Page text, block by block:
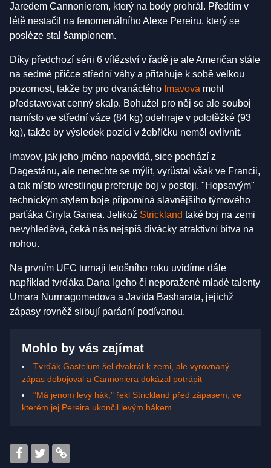
Jaredem Cannonierem, který na body prohrál. Předtím v
létě nestačil na fenomenálního Alexe Pereiru, který se
posléze stal šampionem.
Díky předchozí sérii 6 vítězství v řadě je ale Američan stále
na sedmé příčce střední váhy a přitahuje k sobě velkou
pozornost, takže by pro dvanáctého Imavova mohl
představovat cenný skalp. Bohužel pro něj se ale souboj
namísto ve střední váze (84 kg) odehraje v polotěžké (93
kg), takže by výsledek pozici v žebříčku neměl ovlivnit.
Imavov, jak jeho jméno napovídá, sice pochází z
Dagestánu, ale nenechte se mýlit, vyrůstal však ve Francii,
a tak místo wrestlingu preferuje boj v postoji. "Hopsavým"
technickým stylem boje připomíná slavnějšího týmového
parťáka Ciryla Ganea. Jelikož Strickland také boj na zemi
nevyhledává, čeká nás nejspíš divácky atraktivní bitva na
nohou.
Na prvním UFC turnaji letošního roku uvidíme dále
například tvrďáka Dana Igeho či neporažené mladé talenty
Umara Nurmagomedova a Javida Basharata, jejichž
zápasy rovněž slibují parádní podívanou.
Mohlo by vás zajímat
Tvrďák Gastelum šel dvakrát k zemi, ale vyrovnaný
zápas dobojoval a Cannoniera dokázal potrápit
"Má jenom levý hák," řekl Strickland před zápasem, ve
kterém jej Pereira ukončil levým hákem